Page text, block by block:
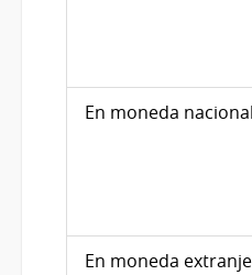
En moneda
En moneda